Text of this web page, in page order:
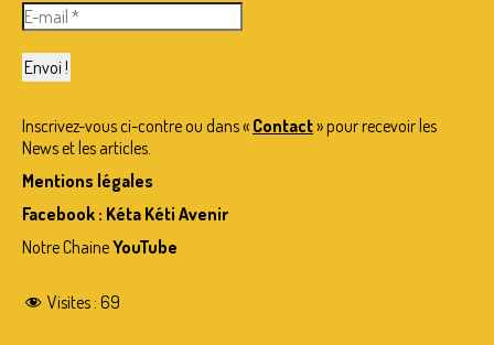
Inscrivez-vous ci-contre ou dans « Contact» pour recevoir les
News et les articles.
Mentions légales
Facebook : Kéta Kéti Avenir
Notre ChaineYouTube
Visites : 69